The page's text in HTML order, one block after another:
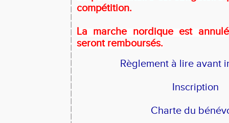
compétition.
La marche nordique est
seront remboursés.
Règlement à lire avant
Inscription
Charte du